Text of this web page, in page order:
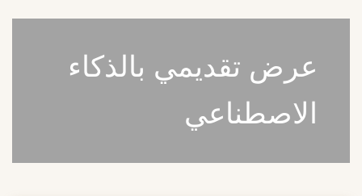
عرض تقديمي بالذكاء
الاصطناعي